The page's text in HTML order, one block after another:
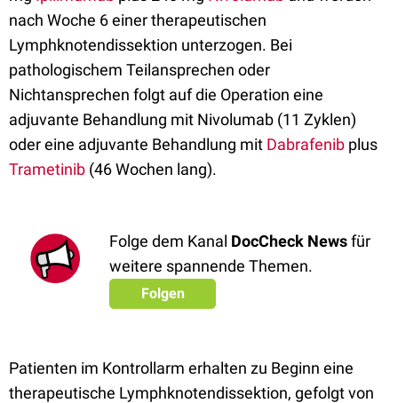
nach Woche 6 einer therapeutischen
Lymphknotendissektion unterzogen. Bei
pathologischem Teilansprechen oder
Nichtansprechen folgt auf die Operation eine
adjuvante Behandlung mit Nivolumab (11 Zyklen)
oder eine adjuvante Behandlung mit Dabrafenib plus
Trametinib (46 Wochen lang).
Folge dem Kanal DocCheck Newsfür
weitere spannende Themen.
Folgen
Patienten im Kontrollarm erhalten zu Beginn eine
therapeutische Lymphknotendissektion, gefolgt von